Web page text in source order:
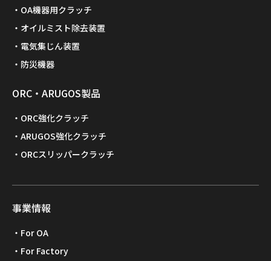
OA機器用クラッチ
オイルミスト除去装置
電気集じん装置
防災機器
ORC・ARUGOS製品
ORC強化クラッチ
ARUGOS強化クラッチ
ORCスリッパークラッチ
事業情報
For OA
For Factory